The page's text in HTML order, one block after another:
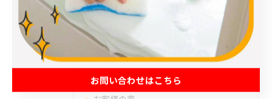
春日部市のハウスクリーニング
草加市のハウスクリーニング
松伏町のハウスクリーニング
吉川市のハウスクリーニング
お問い合わせはこちら